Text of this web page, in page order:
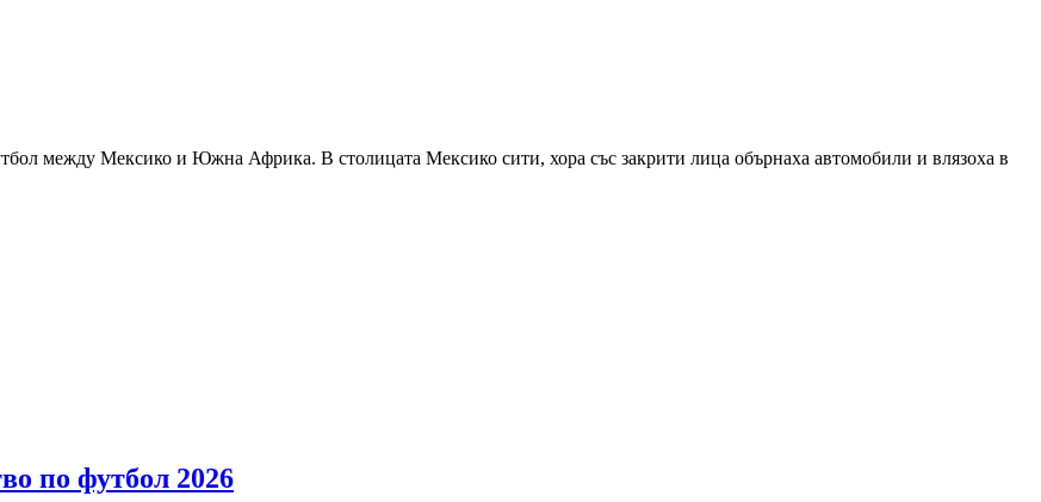
между Мексико и Южна Африка. В столицата Мексико сити, хора със закрити лица обърнаха автомобили и влязоха в
по футбол 2026